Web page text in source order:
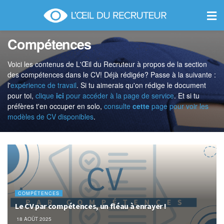
Compétences
Voici les contenus de L'Œil du Recruteur à propos de la section
des compétences dans le CV! Déjà rédigée? Passe à la suivante :
l'expérience de travail. Si tu aimerais qu'on rédige le document
pour toi, clique ici pour accéder à la page de service. Et si tu
préfères t'en occuper en solo, consulte cette page pour voir les
modèles de CV disponibles.
COMPÉTENCES
Le CV par compétences, un fléau à enrayer !
18 AOÛT 2025